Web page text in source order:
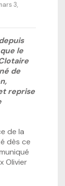
3,
le
de
reprise
de la
dès ce
Olivier